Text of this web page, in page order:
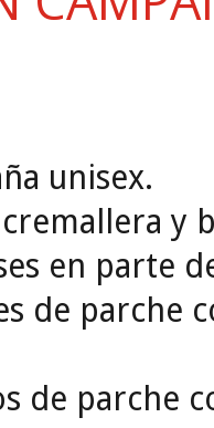
unisex.
y
en parte
de parche
de parche